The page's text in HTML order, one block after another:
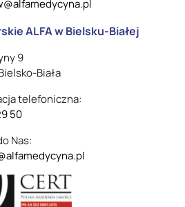
ALFA w Bielsku-Białej
9
Biała
telefoniczna:
50
Nas: